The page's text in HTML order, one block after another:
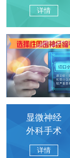
详情
显微神经
外科手术
详情